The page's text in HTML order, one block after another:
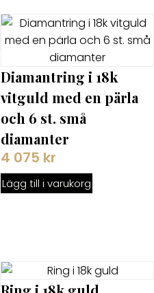
Diamantring i 18k
vitguld med en pärla
och 6 st. små
diamanter
4 075 kr
Lägg till i varukorg